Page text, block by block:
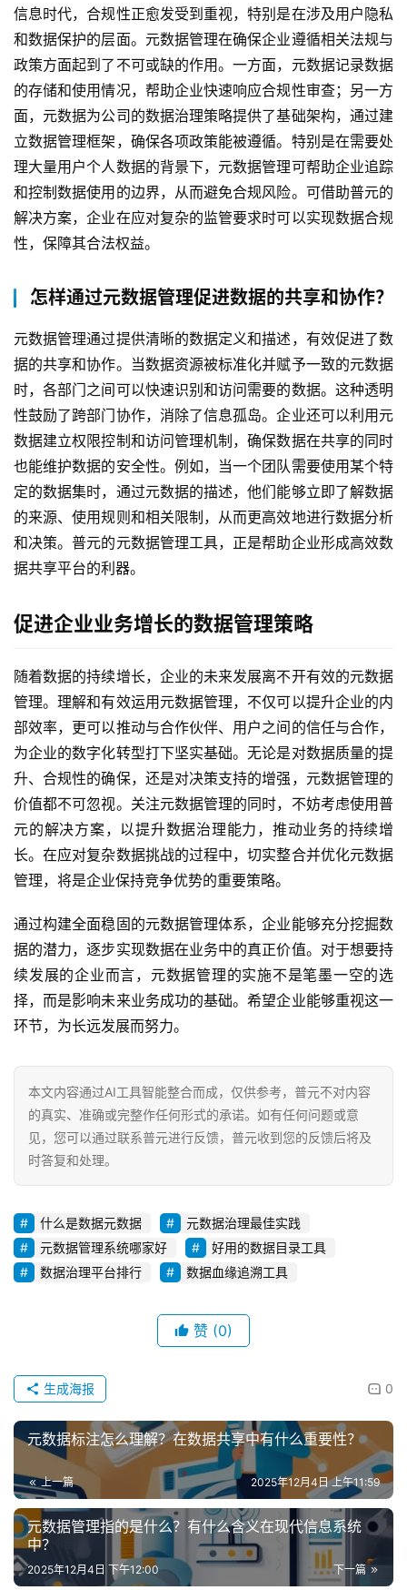
信息时代，合规性正愈发受到重视，特别是在涉及用户隐私
和数据保护的层面。元数据管理在确保企业遵循相关法规与
政策方面起到了不可或缺的作用。一方面，元数据记录数据
的存储和使用情况，帮助企业快速响应合规性审查；另一方
面，元数据为公司的数据治理策略提供了基础架构，通过建
立数据管理框架，确保各项政策能被遵循。特别是在需要处
理大量用户个人数据的背景下，元数据管理可帮助企业追踪
和控制数据使用的边界，从而避免合规风险。可借助普元的
解决方案，企业在应对复杂的监管要求时可以实现数据合规
性，保障其合法权益。
怎样通过元数据管理促进数据的共享和协作？
元数据管理通过提供清晰的数据定义和描述，有效促进了数
据的共享和协作。当数据资源被标准化并赋予一致的元数据
时，各部门之间可以快速识别和访问需要的数据。这种透明
性鼓励了跨部门协作，消除了信息孤岛。企业还可以利用元
数据建立权限控制和访问管理机制，确保数据在共享的同时
也能维护数据的安全性。例如，当一个团队需要使用某个特
定的数据集时，通过元数据的描述，他们能够立即了解数据
的来源、使用规则和相关限制，从而更高效地进行数据分析
和决策。普元的元数据管理工具，正是帮助企业形成高效数
据共享平台的利器。
促进企业业务增长的数据管理策略
随着数据的持续增长，企业的未来发展离不开有效的元数据
管理。理解和有效运用元数据管理，不仅可以提升企业的内
部效率，更可以推动与合作伙伴、用户之间的信任与合作，
为企业的数字化转型打下坚实基础。无论是对数据质量的提
升、合规性的确保，还是对决策支持的增强，元数据管理的
价值都不可忽视。关注元数据管理的同时，不妨考虑使用普
元的解决方案，以提升数据治理能力，推动业务的持续增
长。在应对复杂数据挑战的过程中，切实整合并优化元数据
管理，将是企业保持竞争优势的重要策略。
通过构建全面稳固的元数据管理体系，企业能够充分挖掘数
据的潜力，逐步实现数据在业务中的真正价值。对于想要持
续发展的企业而言，元数据管理的实施不是笔墨一空的选
择，而是影响未来业务成功的基础。希望企业能够重视这一
环节，为长远发展而努力。
本文内容通过AI工具智能整合而成，仅供参考，普元不对内容
的真实、准确或完整作任何形式的承诺。如有任何问题或意
见，您可以通过联系普元进行反馈，普元收到您的反馈后将及
时答复和处理。
什么是数据元数据
元数据治理最佳实践
元数据管理系统哪家好
好用的数据目录工具
数据治理平台排行
数据血缘追溯工具
赞 (0)
0
生成海报
元数据标注怎么理解？在数据共享中有什么重要性？
上一篇 2025年12月4日 上午11:59
元数据管理指的是什么？有什么含义在现代信息系统
中？
下一篇
2025年12月4日 下午12:00